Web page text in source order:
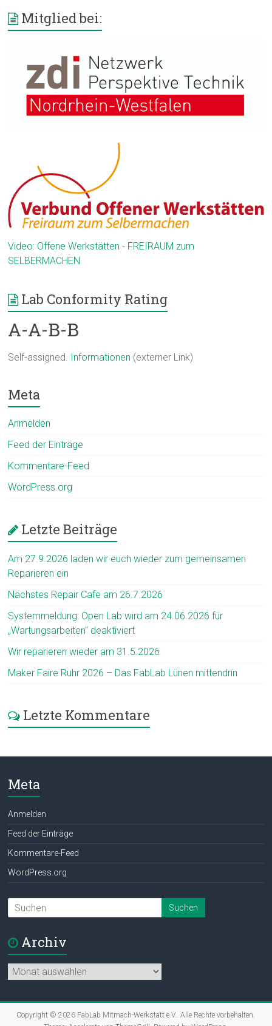
Mitglied bei:
Video: Offene Werkstätten - FREIRAUM zum
SELBERMACHEN
Lab Conformity Rating
A-A-B-B
Self-assigned. Informationen (externer Link)
Meta
Anmelden
Feed der Einträge
Kommentare-Feed
WordPress.org
Letzte Beiträge
Am 27.9.2026 laden wir euch wieder zum gemeinsamen
Reparieren ein
Nächstes Repair Cafe am 26.7.2026
Systemmeldung: Open Lab wird am 24.06.2026 für
„Wartungsarbeiten“ deaktiviert
Wir reparieren wieder am 31.5.2026
Maker Faire Ruhr 2026 – Das FabLab Lünen mittendrin
Letzte Kommentare
Meta
Anmelden
Feed der Einträge
Kommentare-Feed
WordPress.org
Archiv
Archiv
Copyright © 2026 FabLab Mitmach-Werkstatt e.V.. Alle Rechte vorbehalten.